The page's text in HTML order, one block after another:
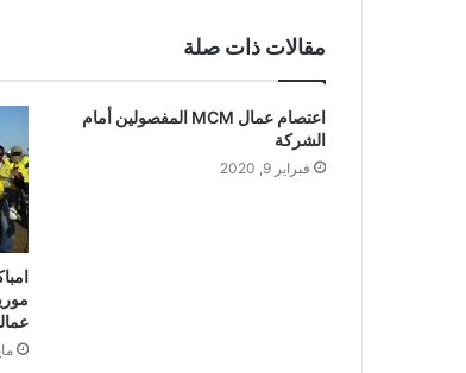
مقالات ذات صلة
اعتصام عمال MCM المفصولين أمام
الشركة
فبراير 9, 2020
مايو